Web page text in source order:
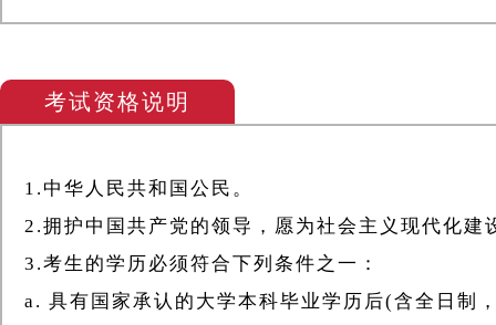
考试资格说明
1.中华人民共和国公民。
2.拥护中国共产党的领导，愿为社会主义现代化建
3.考生的学历必须符合下列条件之一：
a. 具有国家承认的大学本科毕业学历后(含全日